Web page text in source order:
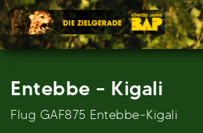
Skip
to
content
Entebbe – Kigali
Flug GAF875 Entebbe-Kigali